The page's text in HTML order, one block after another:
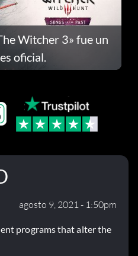
Witcher 3» fue un
oficial.
agosto 9, 2021 - 1:50pm
programs that alter the